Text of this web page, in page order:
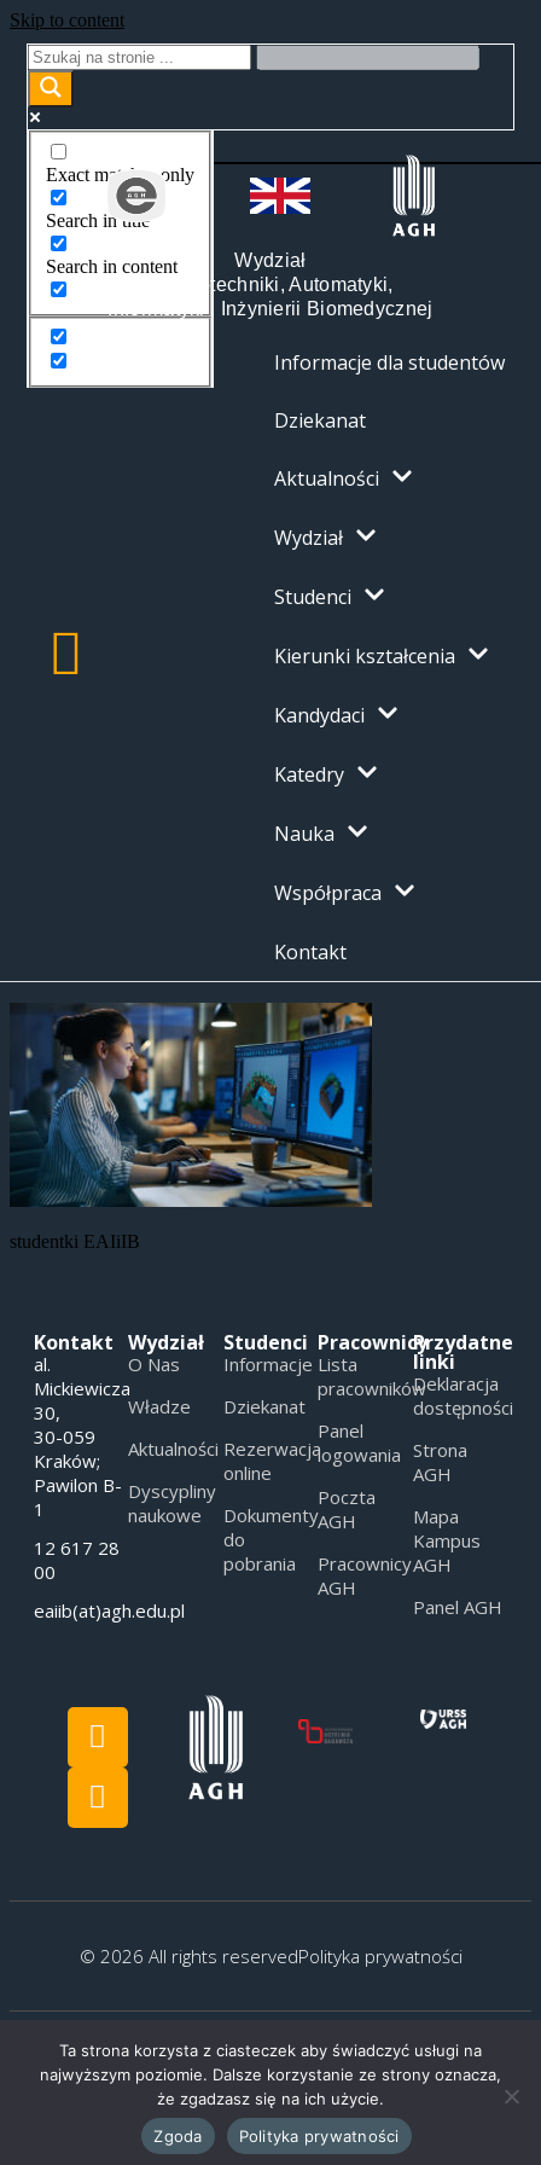
Skip to content
Exact matches only
Search in title
Search in content
Wydział
Elektrotechniki, Automatyki,
Informatyki i Inżynierii Biomedycznej
Informacje dla studentów
Dziekanat
Aktualności
Wydział
Studenci
Kierunki kształcenia
Kandydaci
Katedry
Nauka
Współpraca
Kontakt
studentki EAIiIB
Kontakt
al.
Mickiewicza
30,
30-059
Kraków;
Pawilon B-
1
12 617 28
00
eaiib(at)agh.edu.pl
Wydział
O Nas
Władze
Aktualności
Dyscypliny
naukowe
Studenci
Informacje
Dziekanat
Rezerwacja
online
Dokumenty
do
pobrania
Pracownicy
Lista
pracowników
Panel
logowania
Poczta
AGH
Pracownicy
AGH
Przydatne
linki
Deklaracja
dostępności
Strona
AGH
Mapa
Kampus
AGH
Panel AGH
© 2026 All rights reservedPolityka prywatności
Created by: G.Kocyłowski
Ta strona korzysta z ciasteczek aby świadczyć usługi na
najwyższym poziomie. Dalsze korzystanie ze strony oznacza,
że zgadzasz się na ich użycie.
Zgoda
Polityka prywatności